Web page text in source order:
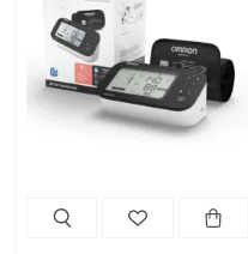
Tıbbi Tekstil Ürünleri
Varis Çorapları